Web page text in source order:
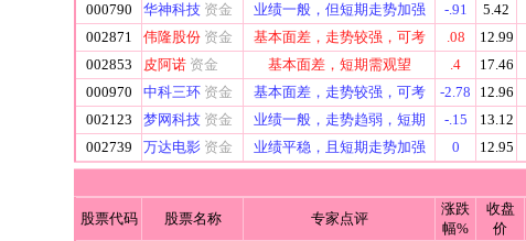
000790
华神科技 资金 业绩一般，但短期走势加强 -.91 5.42
002871
伟隆股份 资金 基本面差，走势较强，可考 .08 12.99
002853
皮阿诺 资金 基本面差，短期需观望 .4 17.46
000970
中科三环 资金 基本面差，走势较强，可考 -2.78 12.96
002123
梦网科技 资金 业绩一般，走势趋弱，短期 -.15 13.12
002739
万达电影 资金 业绩平稳，且短期走势加强 0 12.95
股票代码 股票名称 专家点评
涨跌
幅%
收盘
价